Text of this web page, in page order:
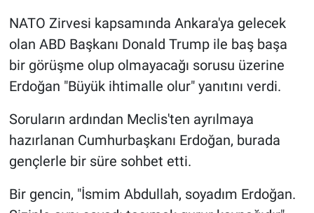
NATO Zirvesi kapsamında Ankara'ya gelecek
olan ABD Başkanı Donald Trump ile baş başa
bir görüşme olup olmayacağı sorusu üzerine
Erdoğan "Büyük ihtimalle olur" yanıtını verdi.
Soruların ardından Meclis'ten ayrılmaya
hazırlanan Cumhurbaşkanı Erdoğan, burada
gençlerle bir süre sohbet etti.
Bir gencin, "İsmim Abdullah, soyadım Erdoğan.